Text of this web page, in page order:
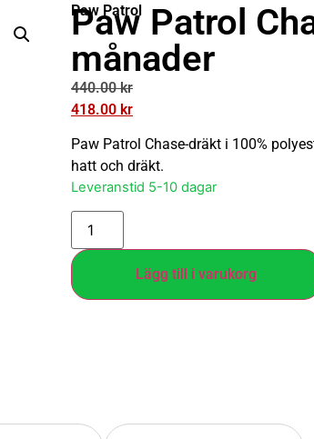
Paw Patrol
Paw Patrol
månader
440.00kr
418.00 kr
Paw Patrol Chase-dräkt i 100%
hatt och dräkt.
Leveranstid 5-10 dagar
Lägg till i varukorg